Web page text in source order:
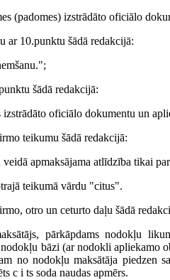
(padomes) izstrādāto oficiālo
ar 10.punktu šādā redakcijā:
šādā redakcijā:
izstrādāto oficiālo dokumentu un
teikumu šādā redakcijā:
apmaksājama atlīdzība tikai
teikumā vārdu "citus".
otro un ceturto daļu šādā
pārkāpdams nodokļu
bāzi (ar nodokli apliekamo
no nodokļu maksātāja piedzen
c i ts soda naudas apmērs.